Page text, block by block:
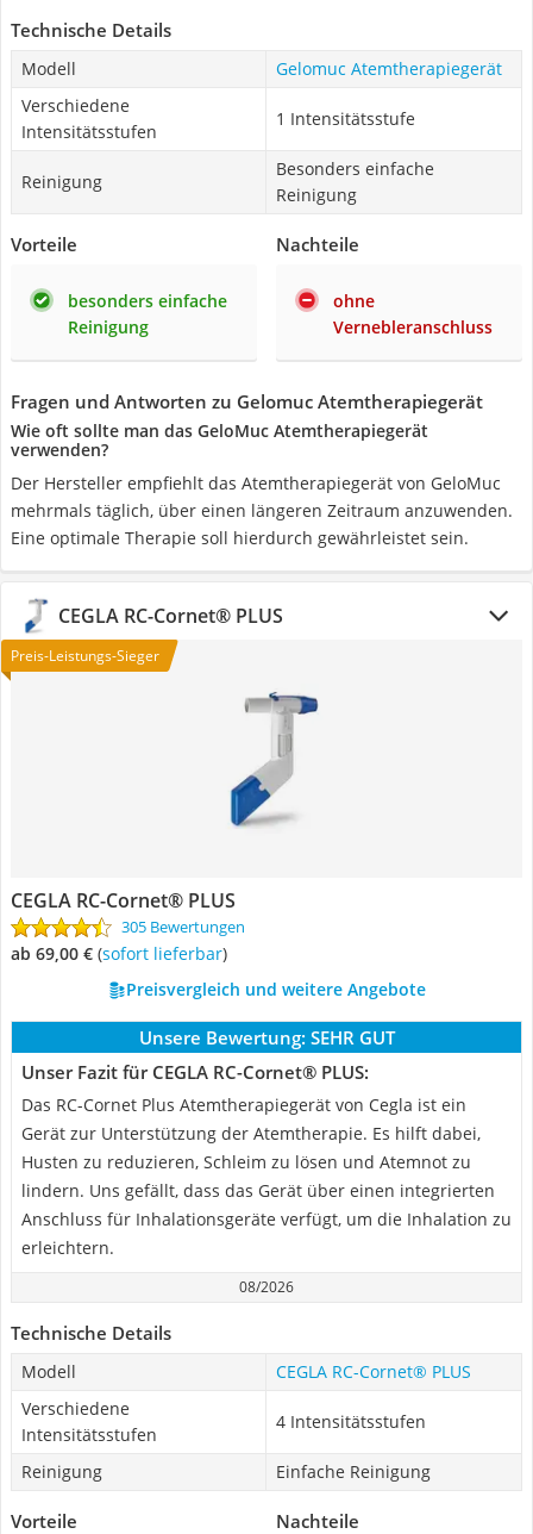
Technische Details
Modell
Gelomuc Atemtherapiegerät
Verschiedene
Intensitätsstufen
1 Intensitätsstufe
Reinigung
Besonders einfache
Reinigung
Vorteile
besonders einfache
Reinigung
Nachteile
ohne
Vernebleranschluss
Fragen und Antworten zu Gelomuc Atemtherapiegerät
Wie oft sollte man das GeloMuc Atemtherapiegerät
verwenden?
Der Hersteller empfiehlt das Atemtherapiegerät von GeloMuc
mehrmals täglich, über einen längeren Zeitraum anzuwenden.
Eine optimale Therapie soll hierdurch gewährleistet sein.
CEGLA RC-Cornet® PLUS
Preis-Leistungs-Sieger
CEGLA RC-Cornet® PLUS
305 Bewertungen
ab 69,00 € ( Sofort lieferbar)
Preisvergleich und weitere Angebote
Unsere Bewertung: SEHR GUT
Unser Fazit für CEGLA RC-Cornet® PLUS:
Das RC-Cornet Plus Atemtherapiegerät von Cegla ist ein
Gerät zur Unterstützung der Atemtherapie. Es hilft dabei,
Husten zu reduzieren, Schleim zu lösen und Atemnot zu
lindern. Uns gefällt, dass das Gerät über einen integrierten
Anschluss für Inhalationsgeräte verfügt, um die Inhalation zu
erleichtern.
08/2026
Technische Details
Modell
CEGLA RC-Cornet® PLUS
Verschiedene
Intensitätsstufen
4 Intensitätsstufen
Reinigung Einfache Reinigung
Vorteile Nachteile